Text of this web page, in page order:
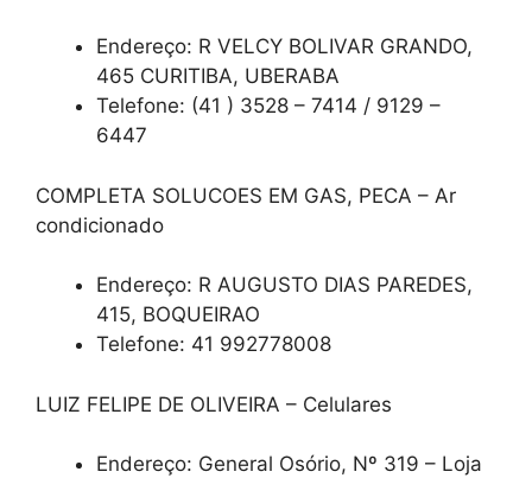
Endereço: R VELCY BOLIVAR GRANDO,
465 CURITIBA, UBERABA
Telefone: (41 ) 3528 – 7414 / 9129 –
6447
COMPLETA SOLUCOES EM GAS, PECA – Ar
condicionado
Endereço: R AUGUSTO DIAS PAREDES,
415, BOQUEIRAO
Telefone: 41 992778008
LUIZ FELIPE DE OLIVEIRA – Celulares
Endereço: General Osório, Nº 319 – Loja